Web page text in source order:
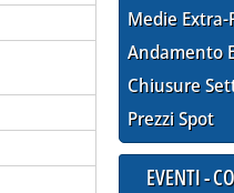
Medie Extra-
Andamento
Chiusure
Prezzi Spot
EVENTI -